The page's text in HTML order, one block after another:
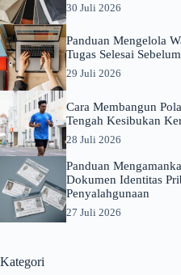
30 Juli 2026
Panduan Mengelola
Tugas Selesai
29 Juli 2026
Cara Membangun
Tengah Kesibukan
28 Juli 2026
Panduan
Dokumen Identitas
Penyalahgunaan
27 Juli 2026
Kategori